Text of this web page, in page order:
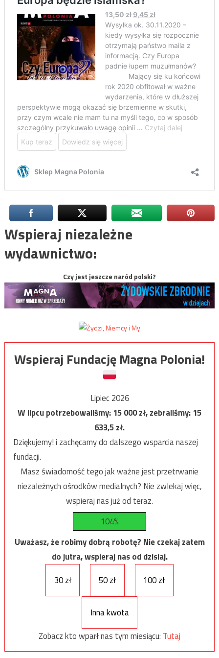
Wspieraj niezależne
wydawnictwo:
Czy jest jeszcze naród polski?
Wspieraj Fundację Magna Polonia!
Lipiec 2026
W lipcu potrzebowaliśmy:15 000zł, zebraliśmy:15
633,5zł.
Dziękujemy! i zachęcamy do dalszego wsparcia naszej
fundacji.
Masz świadomość tego jak ważne jest przetrwanie
niezależnych ośrodków medialnych? Nie zwlekaj więc,
wspieraj nas już od teraz.
104%
Uważasz, że robimy dobrą robotę? Nie czekaj zatem
do jutra, wspieraj nas od dzisiaj.
30 zł
50 zł 100 zł
Inna kwota
Zobacz kto wparł nas tym miesiącu: Tutaj